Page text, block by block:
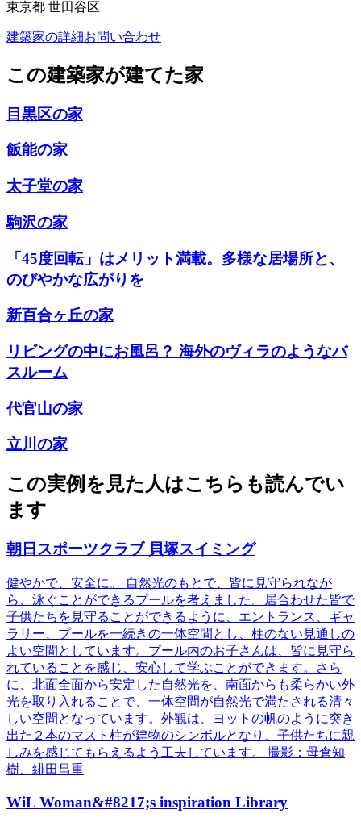
東京都 世田谷区
建築家の詳細お問い合わせ
この建築家が建てた家
目黒区の家
飯能の家
太子堂の家
駒沢の家
「45度回転」はメリット満載。多様な居場所と、
のびやかな広がりを
新百合ヶ丘の家
リビングの中にお風呂？ 海外のヴィラのようなバ
スルーム
代官山の家
立川の家
この実例を見た人はこちらも読んでい
ます
朝日スポーツクラブ 貝塚スイミング
健やかで、安全に。 自然光のもとで、皆に見守られなが
ら、泳ぐことができるプールを考えました。居合わせた皆で
子供たちを見守ることができるように、エントランス、ギャ
ラリー、プールを一続きの一体空間とし、柱のない見通しの
よい空間としています。プール内のお子さんは、皆に見守ら
れていることを感じ、安心して学ぶことができます。さら
に、北面全面から安定した自然光を、南面からも柔らかい外
光を取り入れることで、一体空間が自然光で満たされる清々
しい空間となっています。外観は、ヨットの帆のように突き
出た２本のマスト柱が建物のシンボルとなり、子供たちに親
しみを感じてもらえるよう工夫しています。 撮影：母倉知
樹、緋田昌重
WiL Woman&#8217;s inspiration Library